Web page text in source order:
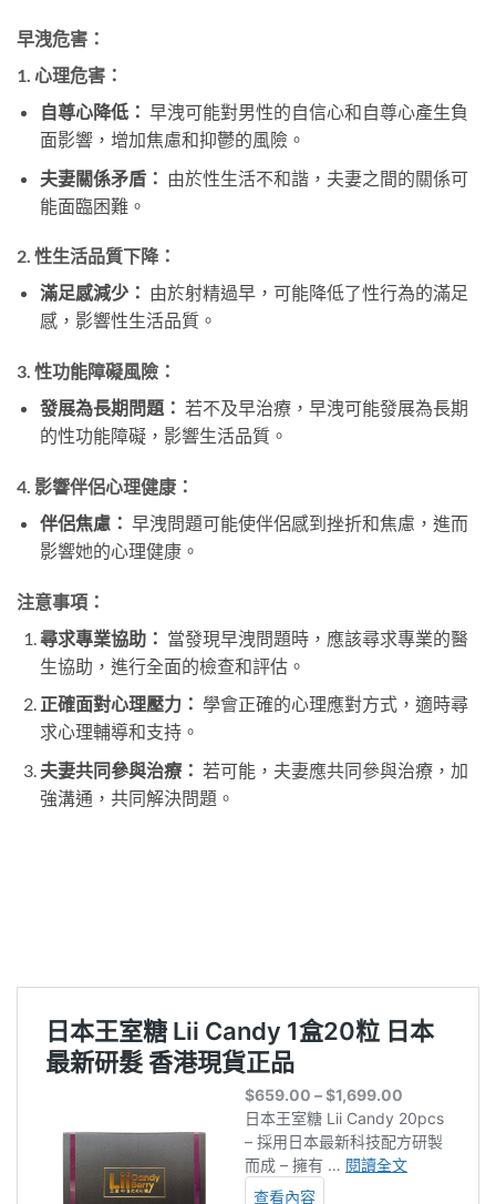
早洩危害：
1. 心理危害：
自尊心降低： 早洩可能對男性的自信心和自尊心產生負
面影響，增加焦慮和抑鬱的風險。
夫妻關係矛盾： 由於性生活不和諧，夫妻之間的關係可
能面臨困難。
2. 性生活品質下降：
滿足感減少： 由於射精過早，可能降低了性行為的滿足
感，影響性生活品質。
3. 性功能障礙風險：
發展為長期問題： 若不及早治療，早洩可能發展為長期
的性功能障礙，影響生活品質。
4. 影響伴侶心理健康：
伴侶焦慮： 早洩問題可能使伴侶感到挫折和焦慮，進而
影響她的心理健康。
注意事項：
尋求專業協助： 當發現早洩問題時，應該尋求專業的醫
生協助，進行全面的檢查和評估。
正確面對心理壓力： 學會正確的心理應對方式，適時尋
求心理輔導和支持。
夫妻共同參與治療： 若可能，夫妻應共同參與治療，加
強溝通，共同解決問題。